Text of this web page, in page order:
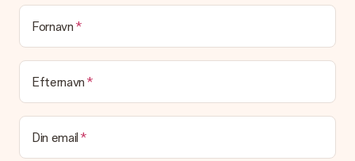
at pakke din gave. Vi leverer vores gaver i en festlig
emballage. Det betyder, at din gave er klar til at blive givet,
Leveringstid, leveringsmuligheder og
leveringsomkostninger
Kan jeg vælge en leveringsdato?
Det er ikke muligt at vælge en bestemt leveringsdato.
Fornavn
Efternavn
Din email